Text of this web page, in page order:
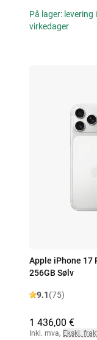
På lager: levering
virkedager
Apple iPhone 17
256GB Sølv
9.1(75)
1 436,00 €
Inkl. mva, Ekskl.